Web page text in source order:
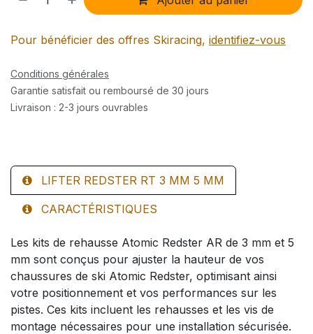
Pour bénéficier des offres Skiracing, identifiez-vous
Conditions générales
Garantie satisfait ou remboursé de 30 jours
Livraison : 2-3 jours ouvrables
LIFTER REDSTER RT 3 MM 5 MM
CARACTÉRISTIQUES
Les kits de rehausse Atomic Redster AR de 3 mm et 5
mm sont conçus pour ajuster la hauteur de vos
chaussures de ski Atomic Redster, optimisant ainsi
votre positionnement et vos performances sur les
pistes. Ces kits incluent les rehausses et les vis de
montage nécessaires pour une installation sécurisée.